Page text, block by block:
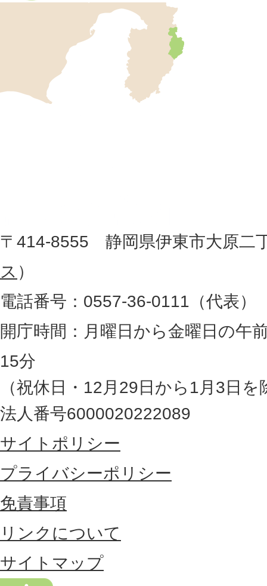
地
図
。
静
岡
県
の
最
東
部
に
置
す
る
市
所
〒414-8555 静岡県伊東市大原二
ス ）
電話番号：0557-36-0111（代表）
開庁時間：月曜日から金曜日の午
15分
（祝休日・12月29日から1月3日を
法人番号6000020222089
サイトポリシー
プライバシーポリシー
免責事項
リンクについて
サイトマップ